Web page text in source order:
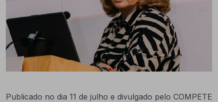
Publicado no dia 11 de julho e divulgado pelo COMPETE